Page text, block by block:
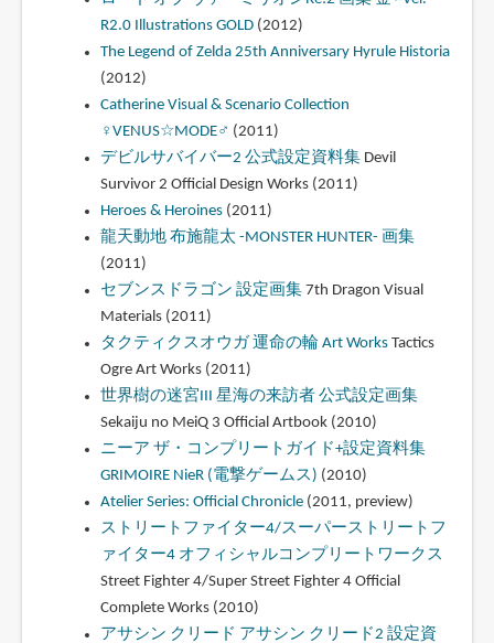
R2.0 Illustrations GOLD(2012)
The Legend of Zelda 25th Anniversary Hyrule Historia
(2012)
Catherine Visual & Scenario Collection
♀VENUS☆MODE♂ (2011)
デビルサバイバー2 公式設定資料集Devil
Survivor 2 Official Design Works (2011)
Heroes & Heroines(2011)
龍天動地 布施龍太 -MONSTER HUNTER- 画集
(2011)
セブンスドラゴン 設定画集7th Dragon Visual
Materials (2011)
タクティクスオウガ 運命の輪 Art WorksTactics
Ogre Art Works (2011)
世界樹の迷宮III 星海の来訪者 公式設定画集
Sekaiju no MeiQ 3 Official Artbook (2010)
ニーア ザ・コンプリートガイド+設定資料集
GRIMOIRE NieR (電撃ゲームス) (2010)
Atelier Series: Official Chronicle(2011, preview)
ストリートファイター4/スーパーストリートフ
ァイター4 オフィシャルコンプリートワークス
Street Fighter 4/Super Street Fighter 4 Official
Complete Works (2010)
アサシン クリード アサシン クリード2 設定資